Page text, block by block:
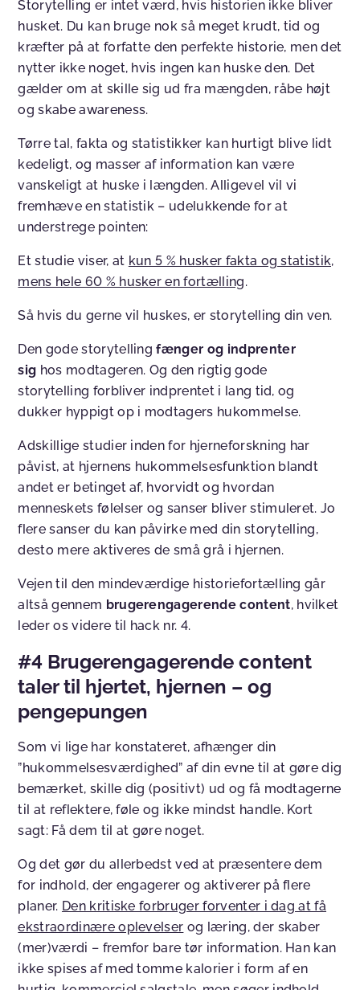
Storytelling er intet værd, hvis historien ikke bliver
husket. Du kan bruge nok så meget krudt, tid og
kræfter på at forfatte den perfekte historie, men det
nytter ikke noget, hvis ingen kan huske den. Det
gælder om at skille sig ud fra mængden, råbe højt
og skabe awareness.
Tørre tal, fakta og statistikker kan hurtigt blive lidt
kedeligt, og masser af information kan være
vanskeligt at huske i længden. Alligevel vil vi
fremhæve en statistik – udelukkende for at
understrege pointen:
Et studie viser, at kun 5 % husker fakta og statistik,
mens hele 60 % husker en fortælling.
Så hvis du gerne vil huskes, er storytelling din ven.
Den gode storytellingfænger og indprenter
sig hos modtageren. Og den rigtig gode
storytelling forbliver indprentet i lang tid, og
dukker hyppigt op i modtagers hukommelse.
Adskillige studier inden for hjerneforskning har
påvist, at hjernens hukommelsesfunktion blandt
andet er betinget af, hvorvidt og hvordan
menneskets følelser og sanser bliver stimuleret. Jo
flere sanser du kan påvirke med din storytelling,
desto mere aktiveres de små grå i hjernen.
Vejen til den mindeværdige historiefortælling går
altså gennem brugerengagerende content, hvilket
leder os videre til hack nr. 4.
#4 Brugerengagerende content
taler til hjertet, hjernen – og
pengepungen
Som vi lige har konstateret, afhænger din
”hukommelsesværdighed” af din evne til at gøre dig
bemærket, skille dig (positivt) ud og få modtagerne
til at reflektere, føle og ikke mindst handle. Kort
sagt: Få dem til at gøre noget.
Og det gør du allerbedst ved at præsentere dem
for indhold, der engagerer og aktiverer på flere
planer. Den kritiske forbruger forventer i dag at få
ekstraordinære oplevelser og læring, der skaber
(mer)værdi – fremfor bare tør information. Han kan
ikke spises af med tomme kalorier i form af en